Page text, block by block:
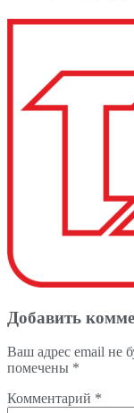
Добавить
Ваш адрес email не
помечены *
Комментарий *